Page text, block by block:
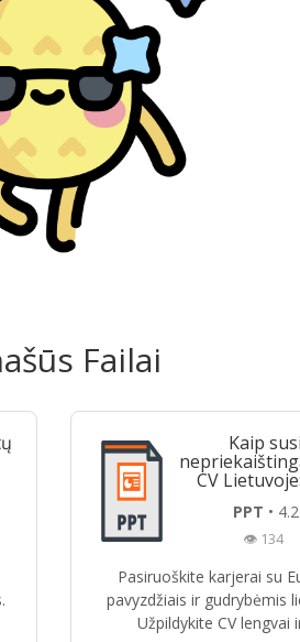
Failai
Kaip
CV
PPT •
👁 134
Pasiruoškite karjerai su
pavyzdžiais ir gudrybėmis
Užpildykite CV lengvai